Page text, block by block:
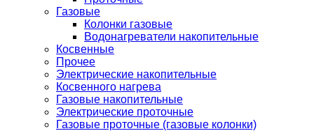
Газовые
Колонки газовые
Водонагреватели накопительные
Косвенные
Прочее
Электрические накопительные
Косвенного нагрева
Газовые накопительные
Электрические проточные
Газовые проточные (газовые колонки)